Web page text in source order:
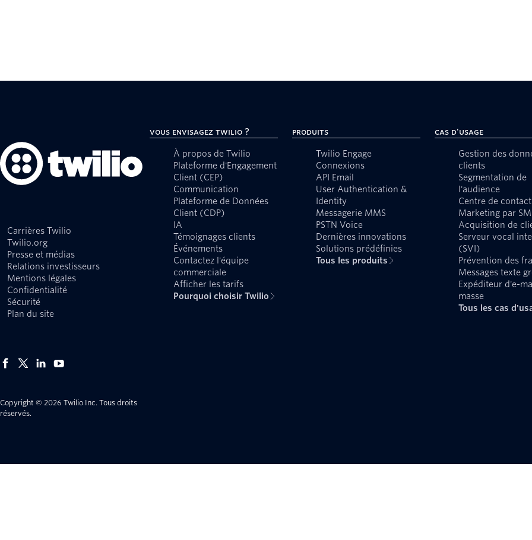
Carrières Twilio
Twilio.org
Presse et médias
Relations investisseurs
Mentions légales
Confidentialité
Sécurité
Plan du site
Copyright © 2026 Twilio Inc. Tous droits
réservés.
Vous envisagez Twilio ?
À propos de Twilio
Plateforme d'Engagement
Client (CEP)
Communication
Plateforme de Données
Client (CDP)
IA
Témoignages clients
Événements
Contactez l'équipe
commerciale
Afficher les tarifs
Pourquoi choisir Twilio
Produits
Twilio Engage
Connexions
API Email
User Authentication &
Identity
Messagerie MMS
PSTN Voice
Dernières innovations
Solutions prédéfinies
Tous les produits
Cas d'usage
Gestion des
clients
Segmentation de
l'audience
Centre de contact
Marketing par
Acquisition de
Serveur vocal
(SVI)
Prévention des
Messages texte
Expéditeur d'e-
masse
Tous les cas